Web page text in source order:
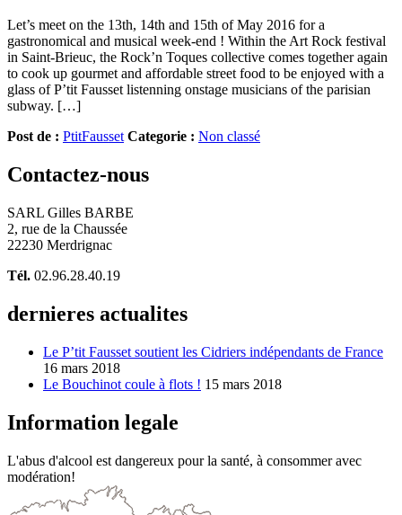
Let’s meet on the 13th, 14th and 15th of May 2016 for a
gastronomical and musical week-end ! Within the Art Rock festival
in Saint-Brieuc, the Rock’n Toques collective comes together again
to cook up gourmet and affordable street food to be enjoyed with a
glass of P’tit Fausset listenning onstage musicians of the parisian
subway. […]
Post de : PtitFausset Categorie : Non classé
Contactez-nous
SARL Gilles BARBE
2, rue de la Chaussée
22230 Merdrignac
Tél. 02.96.28.40.19
dernieres actualites
Le P’tit Fausset soutient les Cidriers indépendants de France
16 mars 2018
Le Bouchinot coule à flots ! 15 mars 2018
Information legale
L'abus d'alcool est dangereux pour la santé, à consommer avec
modération!